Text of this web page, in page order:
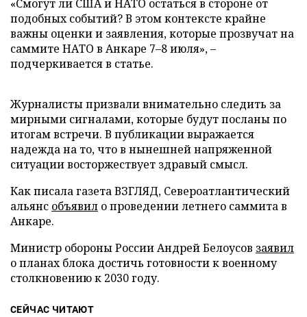
«Смогут ли США и НАТО остаться в стороне от
подобных событий? В этом контексте крайне
важны оценки и заявления, которые прозвучат на
саммите НАТО в Анкаре 7–8 июля», –
подчеркивается в статье.
Журналисты призвали внимательно следить за
мирными сигналами, которые будут посланы по
итогам встречи. В публикации выражается
надежда на то, что в нынешней напряженной
ситуации восторжествует здравый смысл.
Как писала газета ВЗГЛЯД, Североатлантический
альянс объявил о проведении летнего саммита в
Анкаре.
Министр обороны России Андрей Белоусов заявил
о планах блока достичь готовности к военному
столкновению к 2030 году.
СЕЙЧАС ЧИТАЮТ